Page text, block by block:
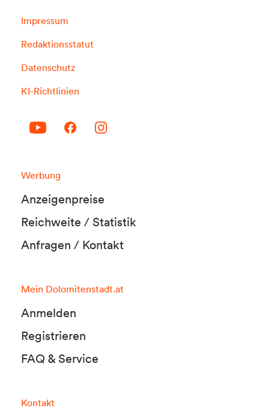
Impressum
Redaktionsstatut
Datenschutz
KI-Richtlinien
Werbung
Anzeigenpreise
Reichweite / Statistik
Anfragen / Kontakt
Mein Dolomitenstadt.at
Anmelden
Registrieren
FAQ & Service
Kontakt